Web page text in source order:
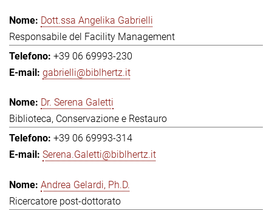
Dott.ssa Angelika Gabrielli
Responsabile del Facility Management
+39 06 69993-230
gabrielli@biblhertz.it
Dr. Serena Galetti
Biblioteca, Conservazione e Restauro
+39 06 69993-314
Serena.Galetti@biblhertz.it
Andrea Gelardi, Ph.D.
Ricercatore post-dottorato